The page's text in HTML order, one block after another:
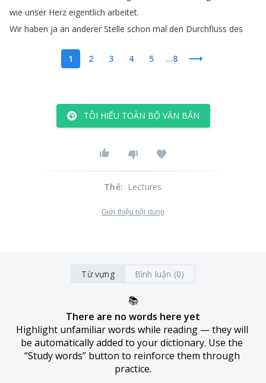
wie unser Herz eigentlich arbeitet.
Wir haben ja an anderer Stelle schon mal den Durchfluss des
1 2 3 4 5 ...8
TÔI HIỂU TOÀN BỘ VĂN BẢN
Thẻ: Lectures
Giới thiệu nội dung
Từ vựng Bình luận (0)
📚
There are no words here yet
Highlight unfamiliar words while reading — they will
be automatically added to your dictionary. Use the
“Study words” button to reinforce them through
practice.